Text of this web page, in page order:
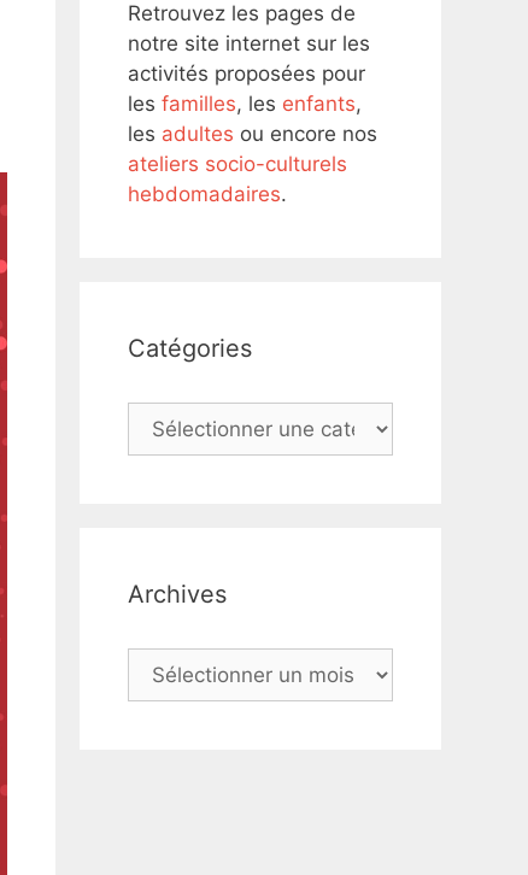
Retrouvez les pages de
notre site internet sur les
activités proposées pour
les familles, les enfants,
les adultes ou encore nos
ateliers socio-culturels
hebdomadaires.
Catégories
Catégories
Archives
Archives